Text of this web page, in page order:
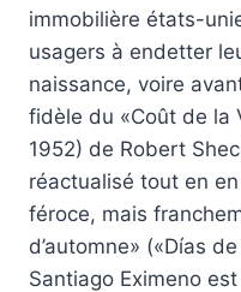
immobilière états-
usagers à endetter
naissance, voire
fidèle du «Coût de la
1952) de Robert
réactualisé tout en
féroce, mais
d’automne» («Días
Santiago Eximeno